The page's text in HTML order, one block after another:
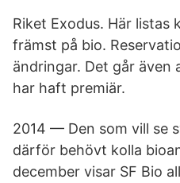
Riket Exodus. Här listas
främst på bio.
ändringar. Det går även
har haft premiär.
2014 — Den som vill se
därför behövt kolla
december visar SF Bio